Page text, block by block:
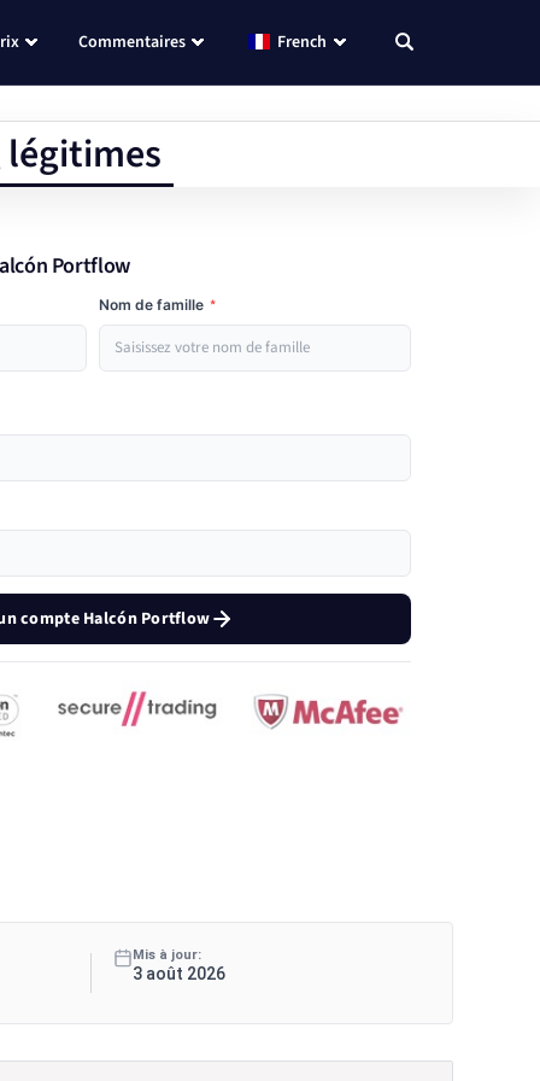
Commentaires French
légitimes
Portflow
Nom de famille *
compte Halcón Portflow
Mis à jour:
3 août 2026